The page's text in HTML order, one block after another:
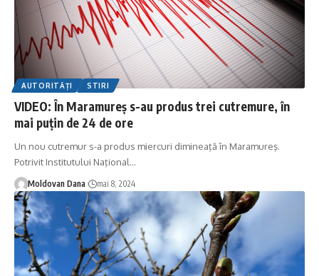
AUTORITĂȚI STIRI
VIDEO: În Maramureş s-au produs trei cutremure, în
mai puţin de 24 de ore
Un nou cutremur s-a produs miercuri dimineaţă în Maramureş.
Potrivit Institutului Naţional…
Moldovan Dana mai 8, 2024